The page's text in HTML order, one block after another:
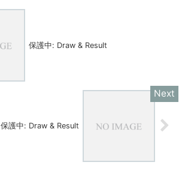
保護中: Draw & Result
保護中: Draw & Result